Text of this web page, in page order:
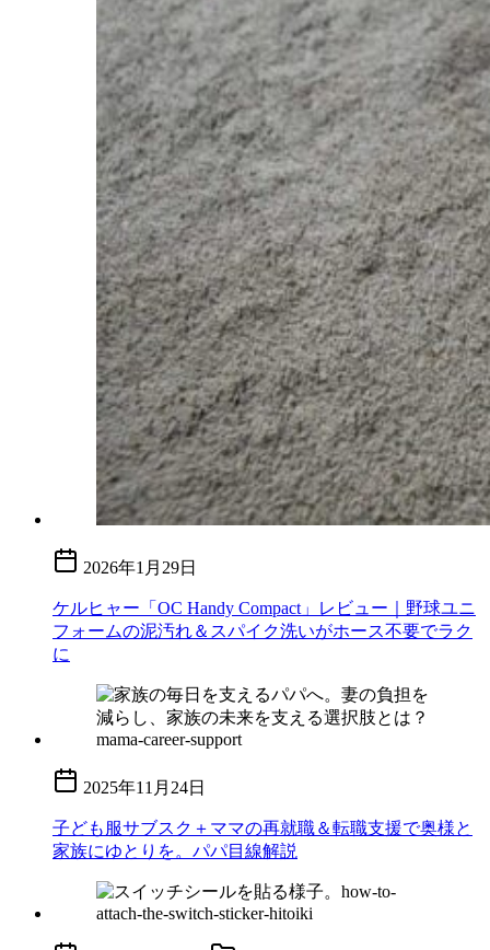
2026年1月29日
ケルヒャー「OC Handy Compact」レビュー｜野球ユニ
フォームの泥汚れ＆スパイク洗いがホース不要でラク
に
2025年11月24日
子ども服サブスク＋ママの再就職＆転職支援で奥様と
家族にゆとりを。パパ目線解説